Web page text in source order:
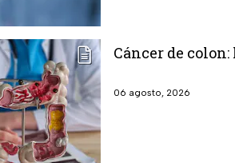
Cáncer de
06 agosto, 2026